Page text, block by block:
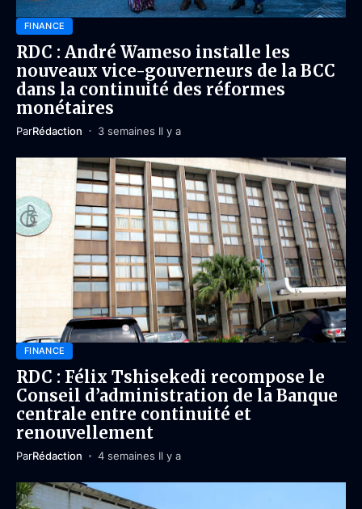
FINANCE
RDC : André Wameso installe les
nouveaux vice-gouverneurs de la BCC
dans la continuité des réformes
monétaires
ParRédaction 3 semaines Il y a
FINANCE
RDC : Félix Tshisekedi recompose le
Conseil d’administration de la Banque
centrale entre continuité et
renouvellement
ParRédaction 4 semaines Il y a